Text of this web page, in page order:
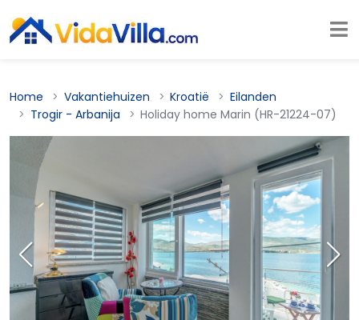
Home Vakantiehuizen Kroatië
Eilanden
Trogir - Arbanija
Holiday home Marin (HR-21224-07)